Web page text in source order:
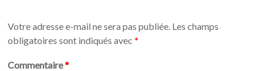
Votre adresse e-mail ne sera pas publiée. Les champs
obligatoires sont indiqués avec*
Commentaire*